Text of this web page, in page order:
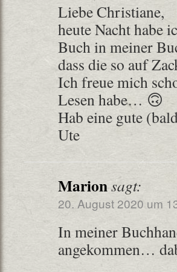
Liebe Christiane,
heute Nacht habe
Buch in meiner
dass die so auf
Ich freue mich
Lesen habe… 🙃
Hab eine gute
Ute
Marionsagt:
20. August 2020 um
In meiner
angekommen…